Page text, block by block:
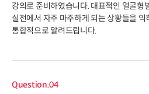
강의로 준비하였습니다. 대표적인 얼굴형
실전에서 자주 마주하게 되는 상황들을
통합적으로 알려드립니다.
Question.04